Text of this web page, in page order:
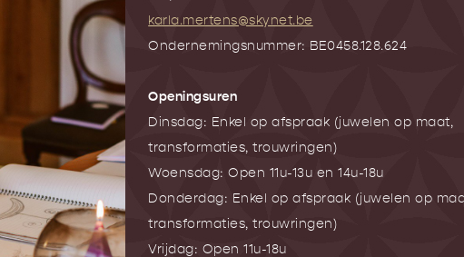
karla.mertens@skynet.be
Ondernemingsnummer: BE0458.128.624
Openingsuren
Dinsdag: Enkel op afspraak (juwelen op maat,
transformaties, trouwringen)
Woensdag: Open 11u-13u en 14u-18u
Donderdag: Enkel op afspraak (juwelen op
transformaties, trouwringen)
Vrijdag: Open 11u-18u